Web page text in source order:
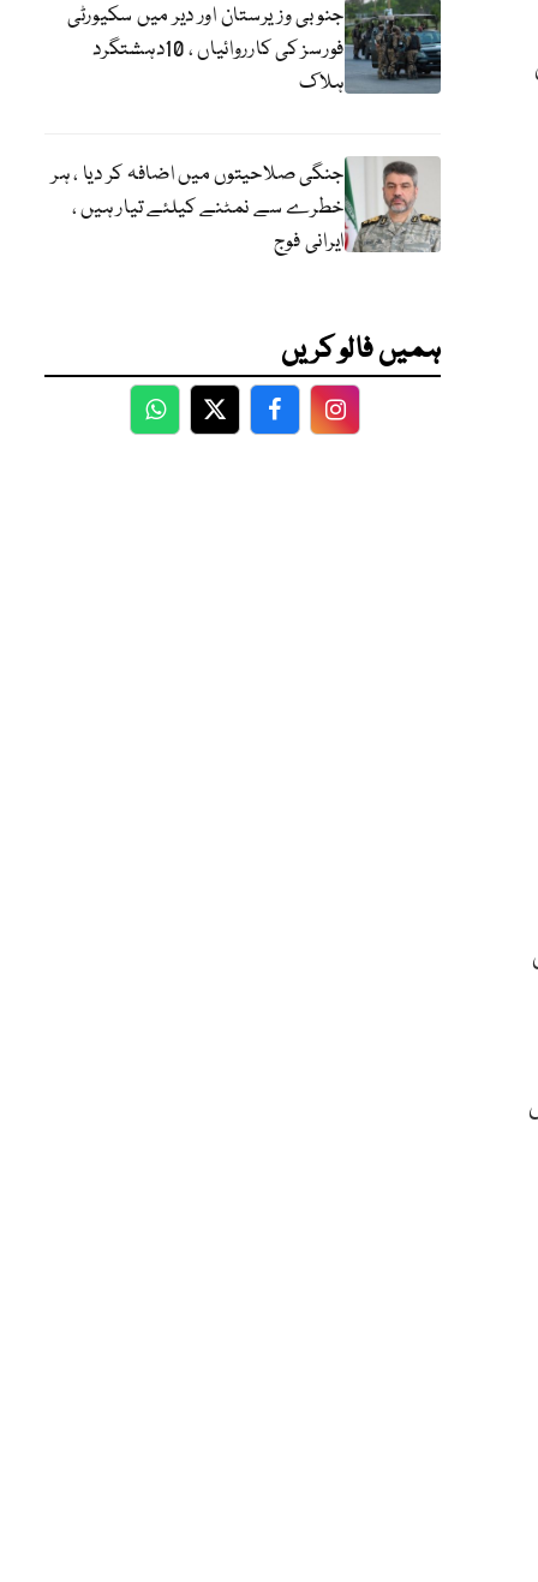
گئی
جنوبی وزیرستان اور دیر میں سکیورٹی
فورسز کی کارروائیاں ، 10دہشتگرد
ہلاک
جنگی صلاحیتوں میں اضافہ کر دیا ، ہر
خطرے سے نمٹنے کیلئے تیار ہیں ،
ایرانی فوج
ہمیں فالو کریں
WhatsApp
TwitterFacebookFacebook